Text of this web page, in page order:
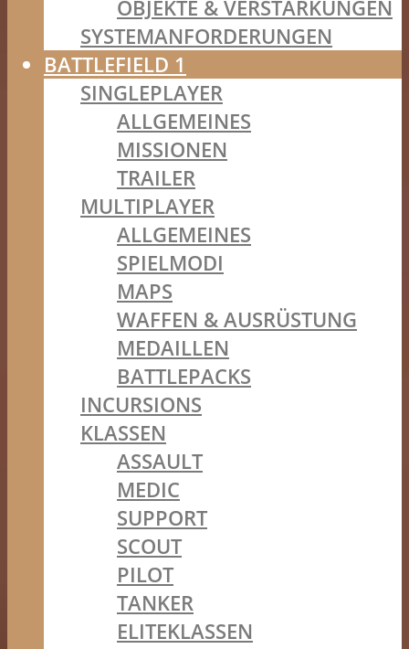
OBJEKTE & VERSTÄRKUNGEN
SYSTEMANFORDERUNGEN
BATTLEFIELD 1
SINGLEPLAYER
ALLGEMEINES
MISSIONEN
TRAILER
MULTIPLAYER
ALLGEMEINES
SPIELMODI
MAPS
WAFFEN & AUSRÜSTUNG
MEDAILLEN
BATTLEPACKS
INCURSIONS
KLASSEN
ASSAULT
MEDIC
SUPPORT
SCOUT
PILOT
TANKER
ELITEKLASSEN